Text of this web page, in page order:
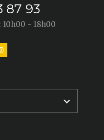
87 93
- 18h00